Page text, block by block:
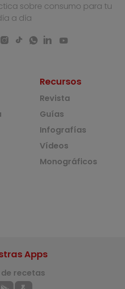
sobre consumo para tu
a día
Recursos
Revista
Guías
Infografías
Vídeos
Monográficos
Apps
recetas